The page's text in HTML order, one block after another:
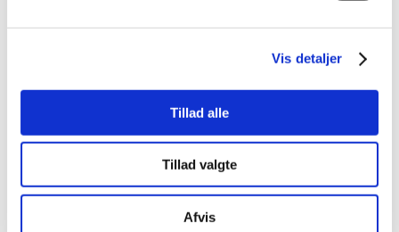
Vis detaljer
Tillad alle
Tillad valgte
Afvis
dette logo som fokusere på de 70 år og...
NY VISUEL HJEMMESIDE TIL DET KRISTNE
afadmin|mar 14, 2021|Uncategorized